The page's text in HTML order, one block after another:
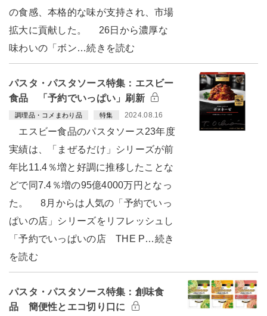
の食感、本格的な味が支持され、市場
拡大に貢献した。 26日から濃厚な
味わいの「ボン…続きを読む
パスタ・パスタソース特集：エスビー
食品 「予約でいっぱい」刷新
調理品・コメまわり品 特集 2024.08.16
エスビー食品のパスタソース23年度
実績は、「まぜるだけ」シリーズが前
年比11.4％増と好調に推移したことな
どで同7.4％増の95億4000万円となっ
た。 8月からは人気の「予約でいっ
ぱいの店」シリーズをリフレッシュし
「予約でいっぱいの店 THE P…続き
を読む
パスタ・パスタソース特集：創味食
品 簡便性とエコ切り口に